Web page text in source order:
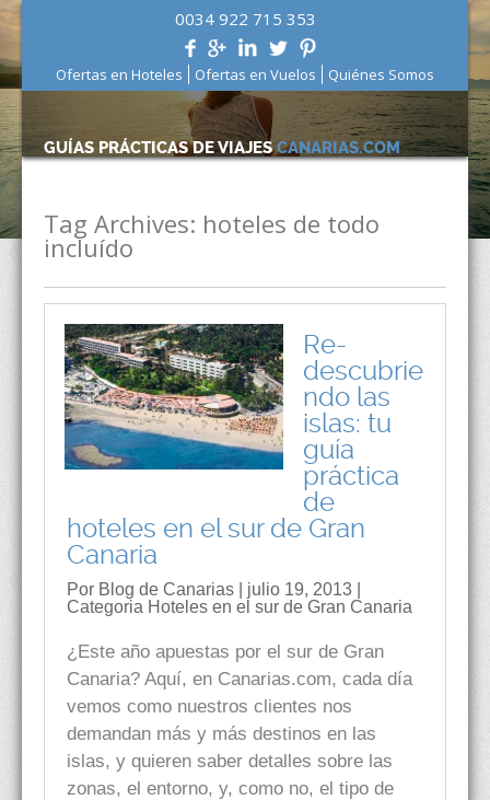
0034 922 715 353
Ofertas en Hoteles Ofertas en Vuelos Quiénes Somos
GUÍAS PRÁCTICAS DE VIAJESCANARIAS.COM
Tag Archives: hoteles de todo
incluído
Re-
descubrie
ndo las
islas: tu
guía
práctica
de
hoteles en el sur de Gran
Canaria
Por Blog de Canarias | julio 19, 2013 |
Categoria Hoteles en el sur de Gran Canaria
¿Este año apuestas por el sur de Gran
Canaria? Aquí, en Canarias.com, cada día
vemos como nuestros clientes nos
demandan más y más destinos en las
islas, y quieren saber detalles sobre las
zonas, el entorno, y, como no, el tipo de